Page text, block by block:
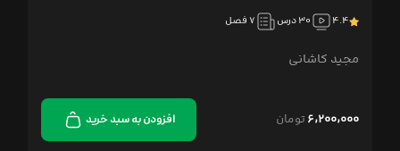
۴.۴ ۳۰ درس ۷ فصل
مجید کاشانی
۶,۲۰۰,۰۰۰ تومان افزودن به سبد خرید